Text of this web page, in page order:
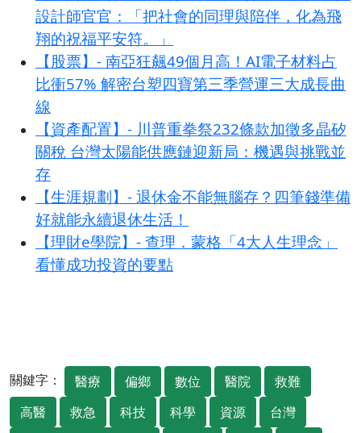
設計師官官：「把社會的同理與陪伴，化為飛
翔的祝福平安符。」
【股票】- 南亞狂飆49個月高！AI電子材料占
比衝57% 解密台塑四寶第三季營運三大成長曲
線
【資產配置】- 川普重拳祭232條款加徵多晶矽
關稅 台灣太陽能供應鏈迎新局：機遇與挑戰並
存
【生涯規劃】- 退休金不能無腦存？四筆錢準備
好就能永續退休生活！
【理財e學院】- 查理．蒙格「4大人生理念」
看懂成功投資的要點
關鍵字： 醫療 偏鄉 數位 醫院
救難
高醫
救急 科技 科學 資源
台灣